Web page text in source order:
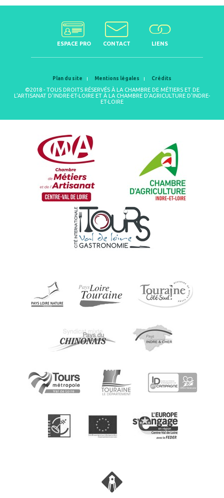
ESPACE PRO CONTACT LIENS
Plan du site Mentions légales Crédits
©2018 - TOUS DROITS RÉSERVÉS À LA CHAMBRE DE MÉTIERS ET DE
L'ARTISANAT D'INDRE-ET-LOIRE ET À LA CHAMBRE D'AGRICULTURE D'INDRE-
ET-LOIRE